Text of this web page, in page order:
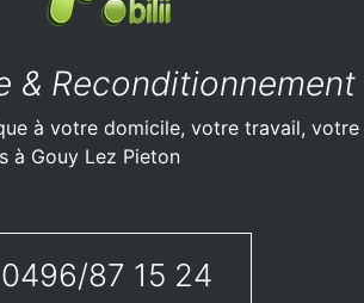
& Reconditionnement
à votre domicile, votre travail, votre
à Gouy Lez Pieton
0496/87 15 24